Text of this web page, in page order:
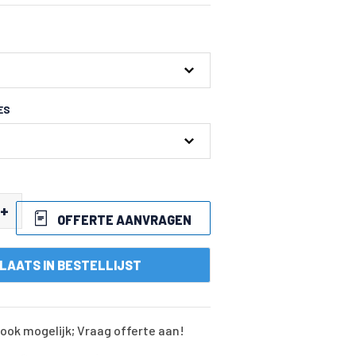
+ OFFERTE AANVRAGEN
IN BESTELLIJST
mogelijk; Vraag offerte aan!